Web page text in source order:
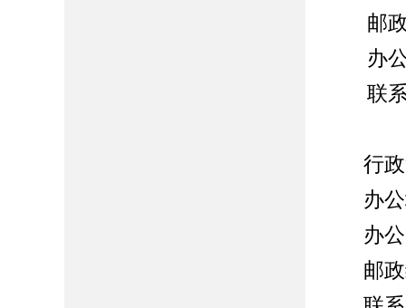
邮政
办公
联系
行政
办公
办公
邮政